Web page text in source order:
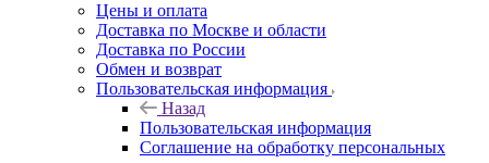
Цены и оплата
Доставка по Москве и области
Доставка по России
Обмен и возврат
Пользовательская информация
Назад
Пользовательская информация
Соглашение на обработку персональных